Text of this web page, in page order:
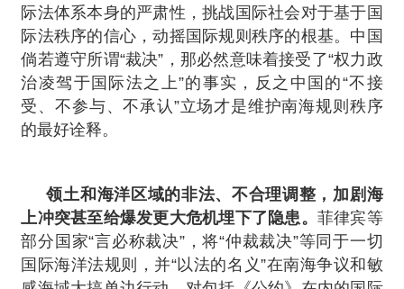
际法体系本身的严肃性，挑战国际社会对于基于国
际法秩序的信心，动摇国际规则秩序的根基。中国
倘若遵守所谓“裁决”，那必然意味着接受了“权力政
治凌驾于国际法之上”的事实，反之中国的“不接
受、不参与、不承认”立场才是维护南海规则秩序
的最好诠释。
领土和海洋区域的非法、不合理调整，加剧海
上冲突甚至给爆发更大危机埋下了隐患。 菲律宾等
部分国家“言必称裁决”，将“仲裁裁决”等同于一切
国际海洋法规则，并“以法的名义”在南海争议和敏